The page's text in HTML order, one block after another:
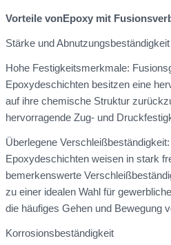
Vorteile vonEpoxy mit
Stärke und Abnutzungsbeständigkeit
Hohe Festigkeitsmerkmale:
Epoxydeschichten besitzen eine
auf ihre chemische Struktur
hervorragende Zug- und
Überlegene
Epoxydeschichten weisen in stark
bemerkenswerte
zu einer idealen Wahl für
die häufiges Gehen und Bewegung
Korrosionsbeständigkeit